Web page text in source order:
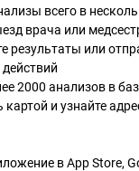
всего в
врача или
результаты или
2000 анализов в
картой и узнайте
в App Store,